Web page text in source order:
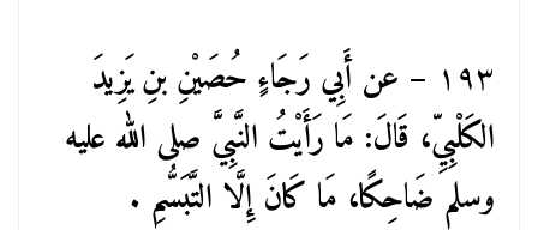
١٩٣ – عن أَبِي رَجَاءٍ حُصَيْنِ بنِ يَزِيدَ
الكَلْبِيِّ، قَالَ: مَا رَأَيْتُ النَّبِيَّ صلى الله عليه
وسلم ضَاحِكًا، مَا كَانَ إِلَّا التَّبَسُّمِ .